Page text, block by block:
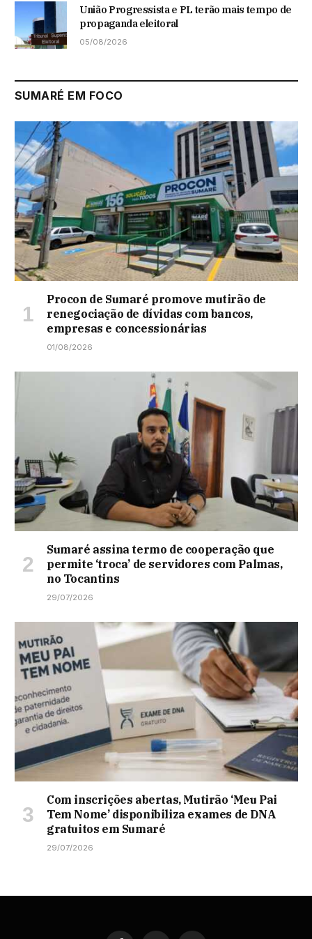
União Progressista e PL terão mais tempo de
propaganda eleitoral
05/08/2026
SUMARÉ EM FOCO
Procon de Sumaré promove mutirão de
renegociação de dívidas com bancos,
empresas e concessionárias
01/08/2026
Sumaré assina termo de cooperação que
permite ‘troca’ de servidores com Palmas,
no Tocantins
29/07/2026
Com inscrições abertas, Mutirão ‘Meu Pai
Tem Nome’ disponibiliza exames de DNA
gratuitos em Sumaré
29/07/2026